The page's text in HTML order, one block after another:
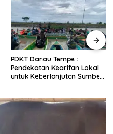
Cara Mengatasi Penyakit
PMK pada Sapi Perah Secara
Alami dan Medis